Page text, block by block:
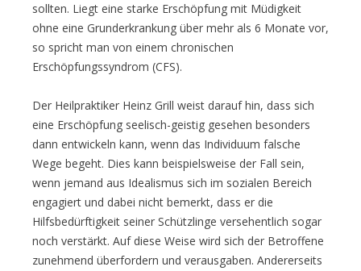
sollten. Liegt eine starke Erschöpfung mit Müdigkeit
ohne eine Grunderkrankung über mehr als 6 Monate vor,
so spricht man von einem chronischen
Erschöpfungssyndrom (CFS).
Der Heilpraktiker Heinz Grill weist darauf hin, dass sich
eine Erschöpfung seelisch-geistig gesehen besonders
dann entwickeln kann, wenn das Individuum falsche
Wege begeht. Dies kann beispielsweise der Fall sein,
wenn jemand aus Idealismus sich im sozialen Bereich
engagiert und dabei nicht bemerkt, dass er die
Hilfsbedürftigkeit seiner Schützlinge versehentlich sogar
noch verstärkt. Auf diese Weise wird sich der Betroffene
zunehmend überfordern und verausgaben. Andererseits